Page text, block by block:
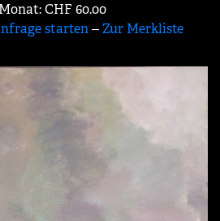
CHF 60.00
starten‒Zur Merkliste